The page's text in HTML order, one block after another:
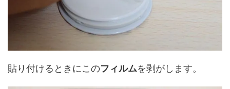
貼り付けるときにこのフィルムを剥がします。